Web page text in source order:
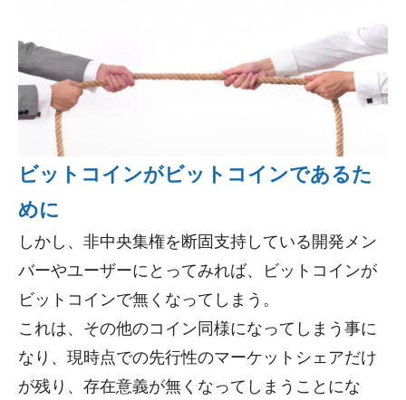
ビットコインがビットコインであるた
めに
しかし、非中央集権を断固支持している開発メン
バーやユーザーにとってみれば、ビットコインが
ビットコインで無くなってしまう。
これは、その他のコイン同様になってしまう事に
なり、現時点での先行性のマーケットシェアだけ
が残り、存在意義が無くなってしまうことにな